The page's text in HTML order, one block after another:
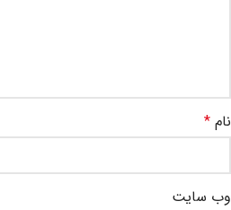
نام *
وب‌ سایت